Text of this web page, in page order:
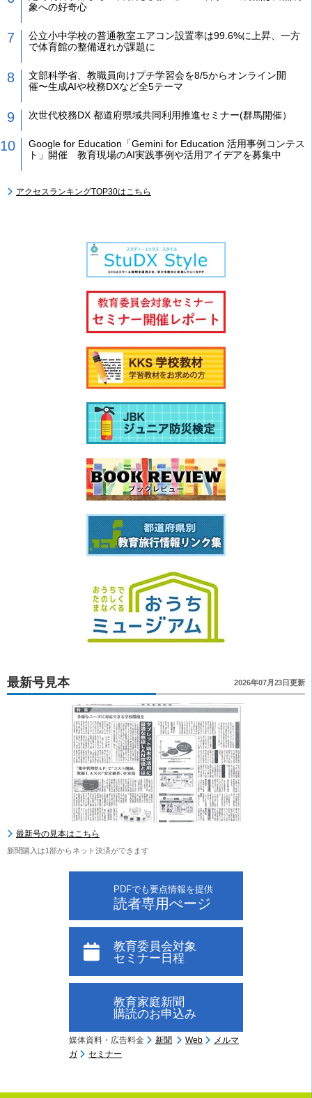
象への好奇心
公立小中学校の普通教室エアコン設置率は99.6%に上昇、一方
で体育館の整備遅れが課題に
文部科学省、教職員向けプチ学習会を8/5からオンライン開
催〜生成AIや校務DXなど全5テーマ
次世代校務DX 都道府県域共同利用推進セミナー(群馬開催）
Google for Education「Gemini for Education 活用事例コンテス
ト」開催 教育現場のAI実践事例や活用アイデアを募集中
アクセスランキングTOP30はこちら
最新号見本 2026年07月23日更新
最新号の見本はこちら
新聞購入は1部からネット決済ができます
PDFでも要点情報を提供
読者専用ぺージ
教育委員会対象
セミナー日程
教育家庭新聞
購読のお申込み
媒体資料・広告料金 新聞 Web
メルマ
ガ
セミナー